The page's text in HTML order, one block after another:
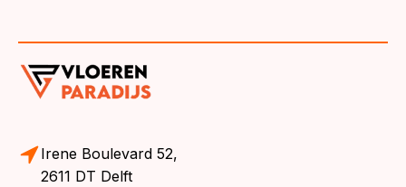
Irene Boulevard 52,
2611 DT Delft